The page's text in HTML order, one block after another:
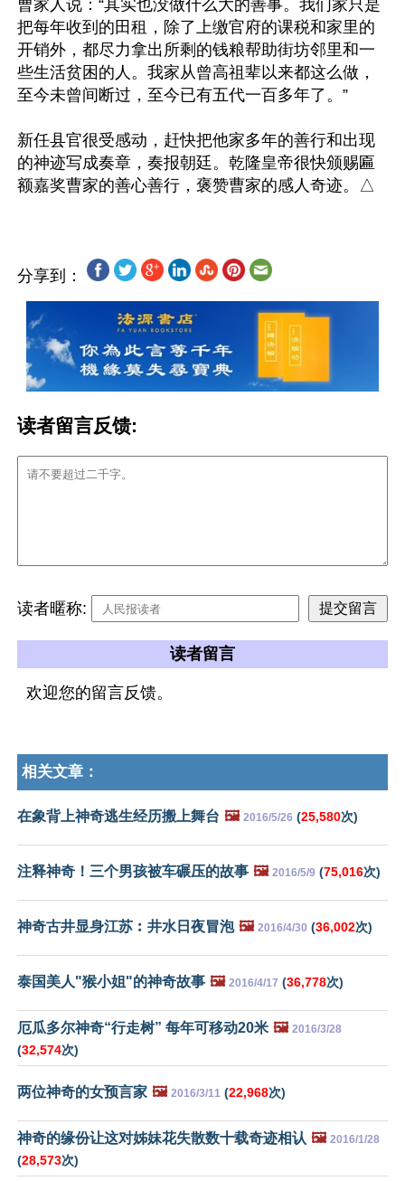
曹家人说：“其实也没做什么大的善事。我们家只是
把每年收到的田租，除了上缴官府的课税和家里的
开销外，都尽力拿出所剩的钱粮帮助街坊邻里和一
些生活贫困的人。我家从曾高祖辈以来都这么做，
至今未曾间断过，至今已有五代一百多年了。”
新任县官很受感动，赶快把他家多年的善行和出现
的神迹写成奏章，奏报朝廷。乾隆皇帝很快颁赐匾
分享到：
读者留言反馈:
读者暱称:
读者留言
欢迎您的留言反馈。
相关文章：
在象背上神奇逃生经历搬上舞台 🖼️ 2016/5/26 (25,580次)
注释神奇！三个男孩被车碾压的故事 🖼️ 2016/5/9 (75,016次)
神奇古井显身江苏︰井水日夜冒泡 🖼️ 2016/4/30 (36,002次)
泰国美人"猴小姐"的神奇故事 🖼️ 2016/4/17 (36,778次)
厄瓜多尔神奇“行走树” 每年可移动20米 🖼️ 2016/3/28
(32,574次)
两位神奇的女预言家 🖼️ 2016/3/11 (22,968次)
神奇的缘份让这对姊妹花失散数十载奇迹相认 🖼️ 2016/1/28
(28,573次)